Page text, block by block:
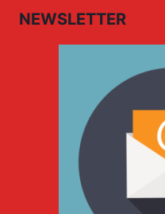
NEWSLETTER